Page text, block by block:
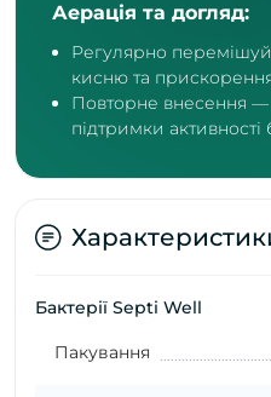
Аерація та догляд:
Регулярно
кисню та
Повторне внесення —
підтримки активності
Бактерії Septi Well
Пакування